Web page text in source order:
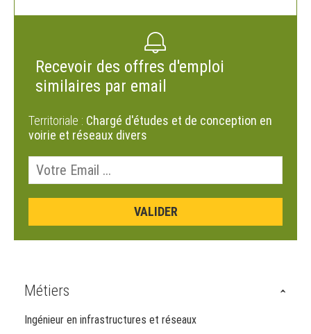
Recevoir des offres d'emploi
similaires par email
Territoriale : Chargé d'études et de conception en
voirie et réseaux divers
Métiers
Ingénieur en infrastructures et réseaux